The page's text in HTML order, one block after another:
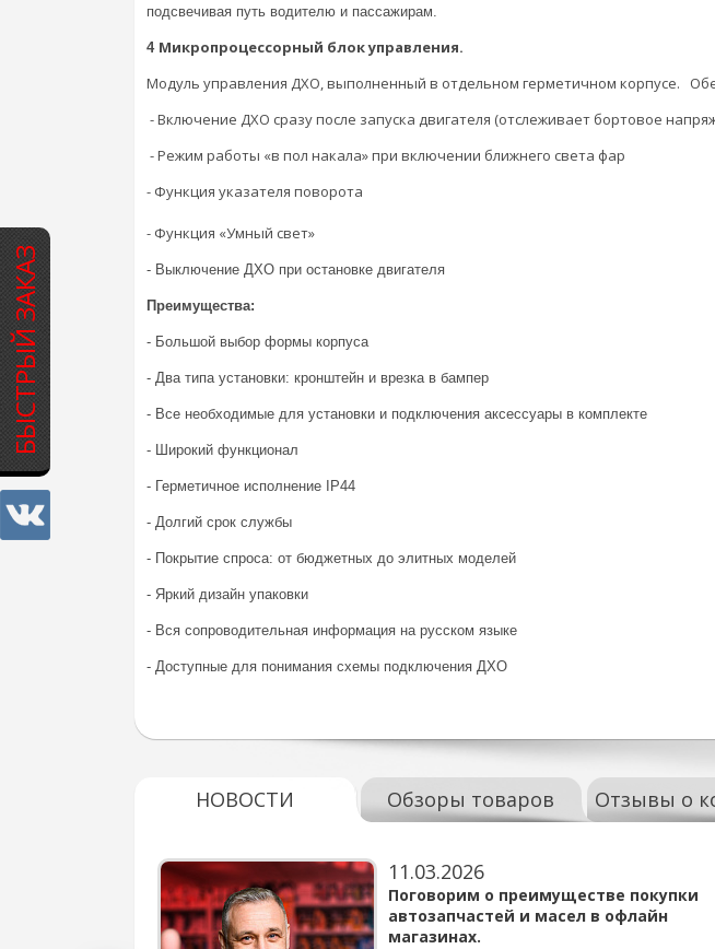
БЫСТРЫЙ ЗАКАЗ
подсвечивая путь водителю и пассажирам.
4 Микропроцессорный блок управления.
Модуль управления ДХО, выполненный в отдельном герметичном корпусе.
- Включение ДХО сразу после запуска двигателя (отслеживает бортовое
- Режим работы «в пол накала» при включении ближнего света фар
- Функция указателя поворота
- Функция «Умный свет»
- Выключение ДХО при остановке двигателя
Преимущества:
- Большой выбор формы корпуса
- Два типа установки: кронштейн и врезка в бампер
- Все необходимые для установки и подключения аксессуары в комплекте
- Широкий функционал
- Герметичное исполнение IP44
- Долгий срок службы
- Покрытие спроса: от бюджетных до элитных моделей
- Яркий дизайн упаковки
- Вся сопроводительная информация на русском языке
- Доступные для понимания схемы подключения ДХО
НОВОСТИ Обзоры товаров Отзывы о
11.03.2026
Поговорим о преимуществе покупки
автозапчастей и масел в офлайн
магазинах.